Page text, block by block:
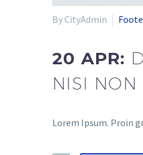
By CityAdmin
20 APR:
NISI NON
Lorem Ipsum. Proin